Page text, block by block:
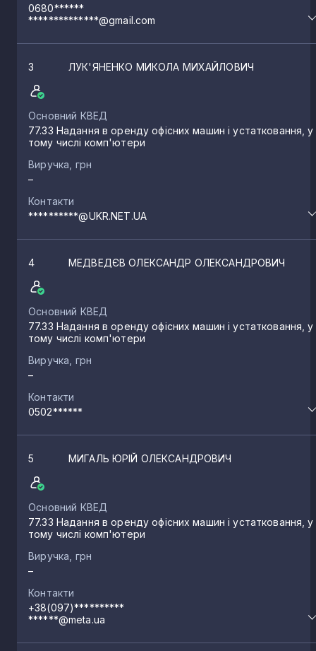
0680******
**************@gmail.com
3 ЛУК'ЯНЕНКО МИКОЛА МИХАЙЛОВИЧ
Основний КВЕД
77.33 Надання в оренду офісних машин і устатковання, у
тому числі комп'ютери
Виручка, грн
–
Контакти
**********@UKR.NET.UA
4 МЕДВЕДЄВ ОЛЕКСАНДР ОЛЕКСАНДРОВИЧ
Основний КВЕД
77.33 Надання в оренду офісних машин і устатковання, у
тому числі комп'ютери
Виручка, грн
–
Контакти
0502******
5 МИГАЛЬ ЮРІЙ ОЛЕКСАНДРОВИЧ
Основний КВЕД
77.33 Надання в оренду офісних машин і устатковання, у
тому числі комп'ютери
Виручка, грн
–
Контакти
+38(097)**********
******@meta.ua